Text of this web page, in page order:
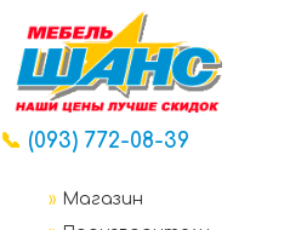
📞 (093) 772-08-39
» Магазин